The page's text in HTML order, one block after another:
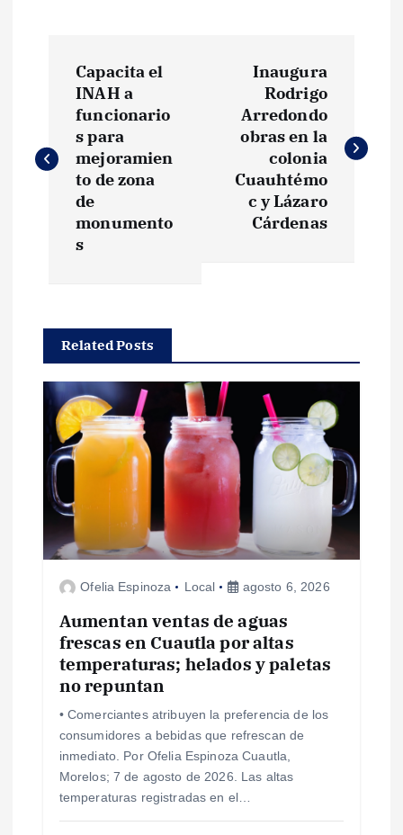
v
c
ó
n
d
e
Capacita el
INAH a
funcionario
s para
mejoramien
to de zona
de
monumento
s
Inaugura
Rodrigo
Arredondo
obras en la
colonia
Cuauhtémo
c y Lázaro
Cárdenas
Related Posts
Ofelia Espinoza Local agosto 6, 2026
Aumentan ventas de aguas
frescas en Cuautla por altas
temperaturas; helados y paletas
no repuntan
• Comerciantes atribuyen la preferencia de los
consumidores a bebidas que refrescan de
inmediato. Por Ofelia Espinoza Cuautla,
Morelos; 7 de agosto de 2026. Las altas
temperaturas registradas en el…